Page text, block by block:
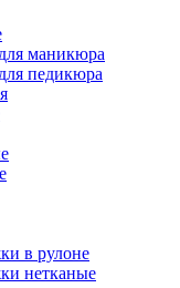
маникюра
педикюра
в рулоне
нетканые